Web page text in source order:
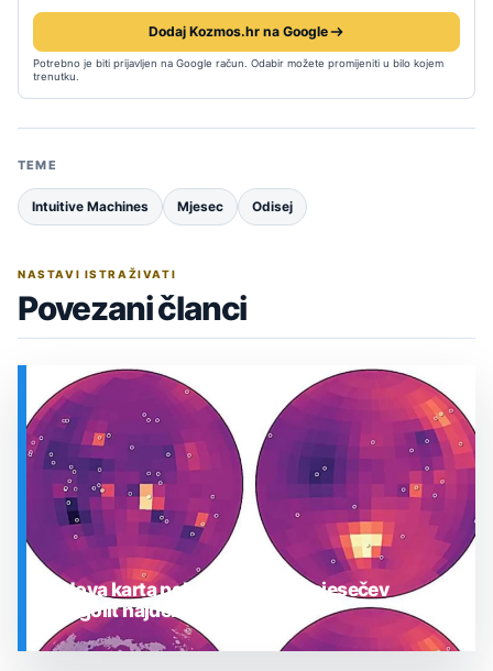
Dodaj Kozmos.hr na Google
Potrebno je biti prijavljen na Google račun. Odabir možete promijeniti u bilo kojem
trenutku.
TEME
Intuitive Machines Mjesec Odisej
NASTAVI ISTRAŽIVATI
Povezani članci
Nova karta pokazuje gdje je mjesečev
regolit najdeblji